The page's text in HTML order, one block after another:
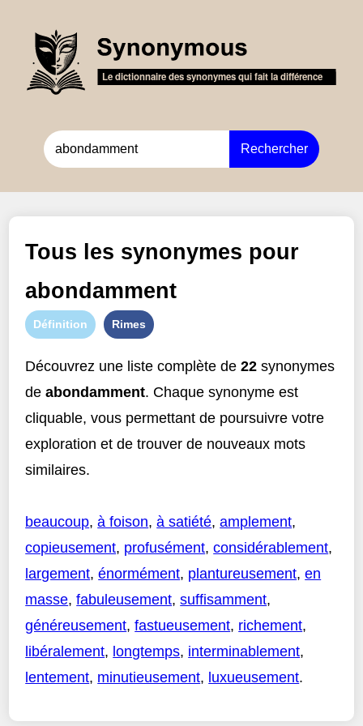
Rechercher
Tous les synonymes pour
abondamment
Définition Rimes
Découvrez une liste complète de22 synonymes
deabondamment. Chaque synonyme est
cliquable, vous permettant de poursuivre votre
exploration et de trouver de nouveaux mots
similaires.
beaucoup,à foison,à satiété,amplement,
copieusement, profusément,considérablement,
largement,énormément, plantureusement,en
masse,fabuleusement,suffisamment,
généreusement,fastueusement, richement,
libéralement, longtemps, interminablement,
lentement, minutieusement, luxueusement.